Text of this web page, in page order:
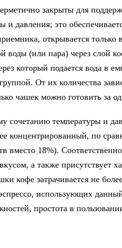
закрыты для
и давления; это
открывается только
воды (или пара) через слой
который подается вода в
От их количества
чашек можно готовить за
сочетанию температуры и
концентрированный, по
вместо 18%).
а также присутствует
кофе затрачивается не
использующих
простота в